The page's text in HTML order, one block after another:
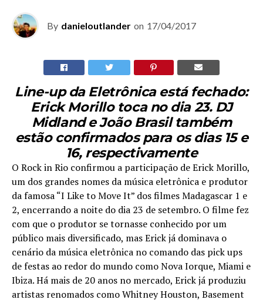
By danieloutlander on 17/04/2017
Line-up da Eletrônica está fechado:
Erick Morillo toca no dia 23. DJ
Midland e João Brasil também
estão confirmados para os dias 15 e
16, respectivamente
O Rock in Rio confirmou a participação de Erick Morillo,
um dos grandes nomes da música eletrônica e produtor
da famosa “I Like to Move It” dos filmes Madagascar 1 e
2, encerrando a noite do dia 23 de setembro. O filme fez
com que o produtor se tornasse conhecido por um
público mais diversificado, mas Erick já dominava o
cenário da música eletrônica no comando das pick ups
de festas ao redor do mundo como Nova Iorque, Miami e
Ibiza. Há mais de 20 anos no mercado, Erick já produziu
artistas renomados como Whitney Houston, Basement